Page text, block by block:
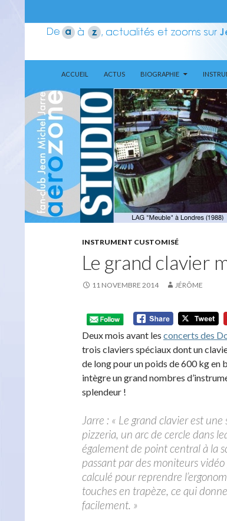
Aerozone JMJ
ACCUEIL
ACTUS BIOGRAPHIE
INSTRUMENT CUSTOMISÉ
Le grand clavier
11 NOVEMBRE 2014 JÉRÔME
Deux mois avant les concerts des
trois claviers spéciaux dont un
de long pour un poids de 600 kg en
intègre un grand nombres
splendeur !
Jarre : « Le grand clavier est
pizzeria, un arc de cercle dans
également de point central à la
passant par des moniteurs
calculé pour reprendre
touches en trapèze, ce qui
facilement. »